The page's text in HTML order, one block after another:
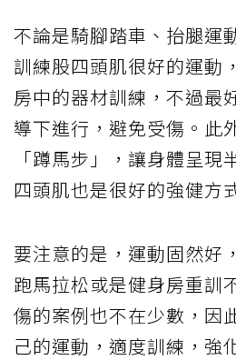
不論是騎腳踏車、抬腿運
訓練股四頭肌很好的運動
房中的器材訓練，不過最
導下進行，避免受傷。此
「蹲馬步」，讓身體呈現
四頭肌也是很好的強健方
要注意的是，運動固然好
跑馬拉松或是健身房重訓
傷的案例也不在少數，因
己的運動，適度訓練，強